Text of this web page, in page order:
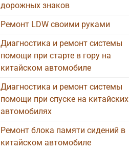
дорожных знаков
Ремонт LDW своими руками
Диагностика и ремонт системы
помощи при старте в гору на
китайском автомобиле
Диагностика и ремонт системы
помощи при спуске на китайских
автомобилях
Ремонт блока памяти сидений в
китайском автомобиле